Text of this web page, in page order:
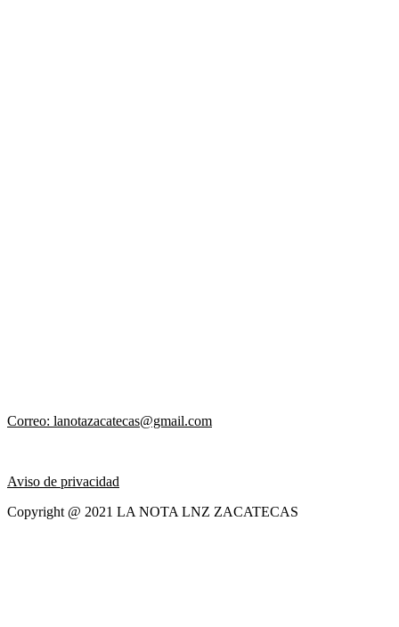
Correo: lanotazacatecas@gmail.com
Aviso de privacidad
Copyright @ 2021 LA NOTA LNZ ZACATECAS